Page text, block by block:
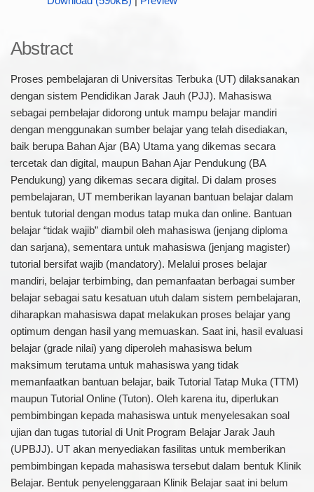
Abstract
Proses pembelajaran di Universitas Terbuka (UT) dilaksanakan
dengan sistem Pendidikan Jarak Jauh (PJJ). Mahasiswa
sebagai pembelajar didorong untuk mampu belajar mandiri
dengan menggunakan sumber belajar yang telah disediakan,
baik berupa Bahan Ajar (BA) Utama yang dikemas secara
tercetak dan digital, maupun Bahan Ajar Pendukung (BA
Pendukung) yang dikemas secara digital. Di dalam proses
pembelajaran, UT memberikan layanan bantuan belajar dalam
bentuk tutorial dengan modus tatap muka dan online. Bantuan
belajar “tidak wajib” diambil oleh mahasiswa (jenjang diploma
dan sarjana), sementara untuk mahasiswa (jenjang magister)
tutorial bersifat wajib (mandatory). Melalui proses belajar
mandiri, belajar terbimbing, dan pemanfaatan berbagai sumber
belajar sebagai satu kesatuan utuh dalam sistem pembelajaran,
diharapkan mahasiswa dapat melakukan proses belajar yang
optimum dengan hasil yang memuaskan. Saat ini, hasil evaluasi
belajar (grade nilai) yang diperoleh mahasiswa belum
maksimum terutama untuk mahasiswa yang tidak
memanfaatkan bantuan belajar, baik Tutorial Tatap Muka (TTM)
maupun Tutorial Online (Tuton). Oleh karena itu, diperlukan
pembimbingan kepada mahasiswa untuk menyelesakan soal
ujian dan tugas tutorial di Unit Program Belajar Jarak Jauh
(UPBJJ). UT akan menyediakan fasilitas untuk memberikan
pembimbingan kepada mahasiswa tersebut dalam bentuk Klinik
Belajar. Bentuk penyelenggaraan Klinik Belajar saat ini belum